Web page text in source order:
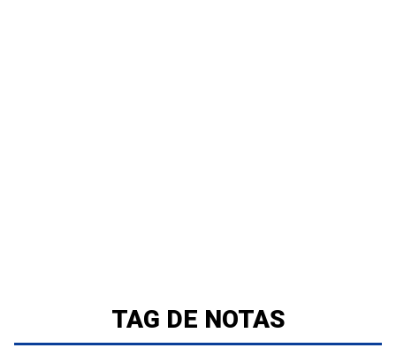
TAG DE NOTAS